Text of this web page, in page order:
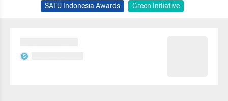
SATU Indonesia Awards
Green Initiative
S